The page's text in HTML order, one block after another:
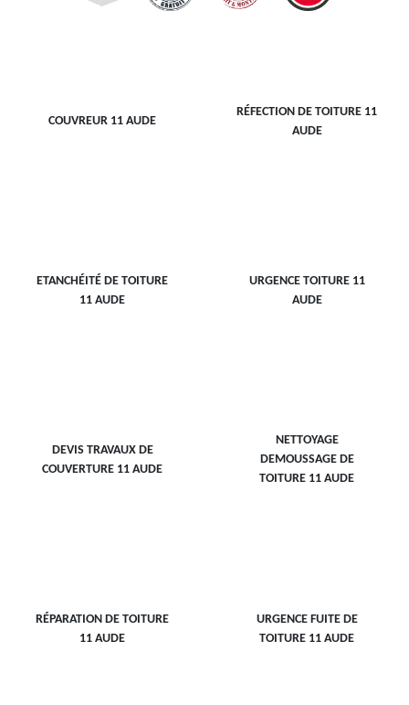
COUVREUR 11 AUDE
RÉFECTION DE TOITURE 11
AUDE
ETANCHÉITÉ DE TOITURE
11 AUDE
URGENCE TOITURE 11
AUDE
DEVIS TRAVAUX DE
COUVERTURE 11 AUDE
NETTOYAGE
DEMOUSSAGE DE
TOITURE 11 AUDE
RÉPARATION DE TOITURE
11 AUDE
URGENCE FUITE DE
TOITURE 11 AUDE